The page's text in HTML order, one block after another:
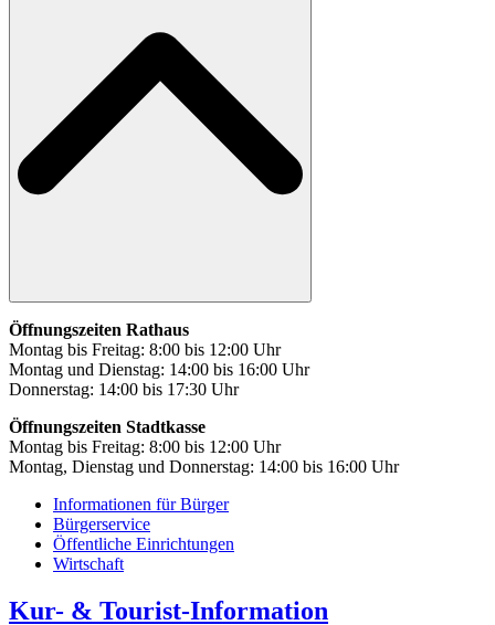
Öffnungszeiten Rathaus
Montag bis Freitag: 8:00 bis 12:00 Uhr
Montag und Dienstag: 14:00 bis 16:00 Uhr
Donnerstag: 14:00 bis 17:30 Uhr
Öffnungszeiten Stadtkasse
Montag bis Freitag: 8:00 bis 12:00 Uhr
Montag, Dienstag und Donnerstag: 14:00 bis 16:00 Uhr
Informationen für Bürger
Bürgerservice
Öffentliche Einrichtungen
Wirtschaft
Kur- & Tourist-Information